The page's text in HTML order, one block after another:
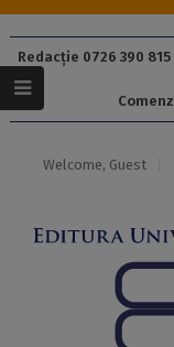
Redacție 0726 390
Welcome, Guest